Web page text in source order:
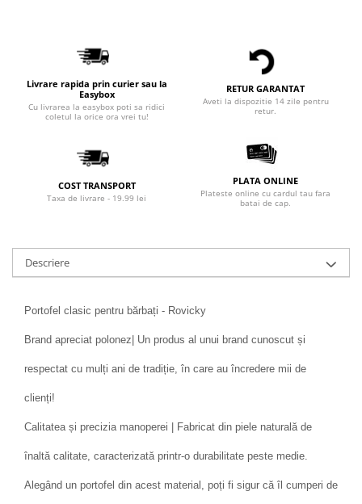
Livrare rapida prin curier sau la
Easybox
Cu livrarea la easybox poti sa ridici
coletul la orice ora vrei tu!
RETUR GARANTAT
Aveti la dispozitie 14 zile pentru
retur.
COST TRANSPORT
Taxa de livrare - 19.99 lei
PLATA ONLINE
Plateste online cu cardul tau fara
batai de cap.
Descriere
Portofel clasic pentru bărbați - Rovicky
Brand apreciat polonez| Un produs al unui brand cunoscut și
respectat cu mulți ani de tradiție, în care au încredere mii de
clienți!
Calitatea și precizia manoperei | Fabricat din piele naturală de
înaltă calitate, caracterizată printr-o durabilitate peste medie.
Alegând un portofel din acest material, poți fi sigur că îl cumperi de